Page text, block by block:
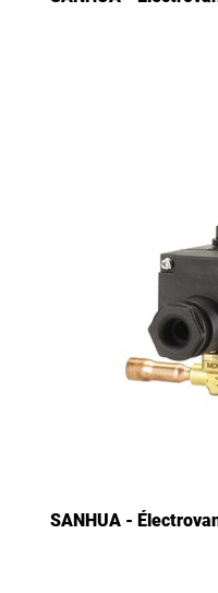
SANHUA -